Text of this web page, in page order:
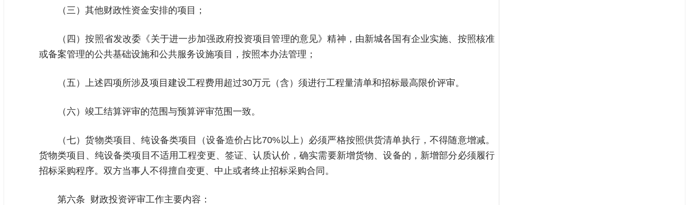
（三）其他财政性资金安排的项目；
（四）按照省发改委《关于进一步加强政府投资项目管理的意见》精神，由新城各国有企业实施、按照核准
或备案管理的公共基础设施和公共服务设施项目，按照本办法管理；
（五）上述四项所涉及项目建设工程费用超过30万元（含）须进行工程量清单和招标最高限价评审。
（六）竣工结算评审的范围与预算评审范围一致。
（七）货物类项目、纯设备类项目（设备造价占比70%以上）必须严格按照供货清单执行，不得随意增减。
货物类项目、纯设备类项目不适用工程变更、签证、认质认价，确实需要新增货物、设备的，新增部分必须履行
招标采购程序。双方当事人不得擅自变更、中止或者终止招标采购合同。
第六条 财政投资评审工作主要内容：